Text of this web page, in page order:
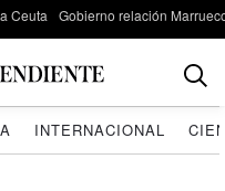
Ceuta Gobierno relación
INTERNACIONAL